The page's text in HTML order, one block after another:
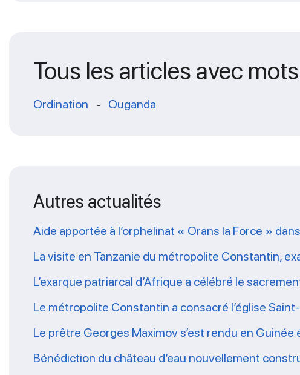
Tous les articles avec
Ordination - Ouganda
Autres actualités
Aide apportée à l’orphelinat « Orans la Force »
La visite en Tanzanie du métropolite Constantin,
L’exarque patriarcal d’Afrique a célébré le
Le métropolite Constantin a consacré l’église
Le prêtre Georges Maximov s’est rendu en Guinée
Bénédiction du château d’eau nouvellement